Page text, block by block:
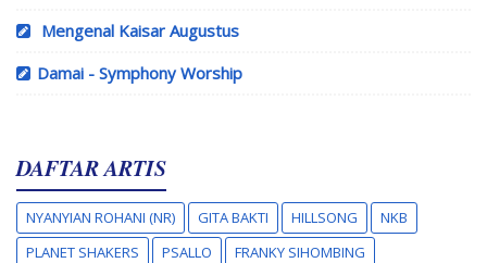
Mengenal Kaisar Augustus
Damai - Symphony Worship
DAFTAR ARTIS
NYANYIAN ROHANI (NR) GITA BAKTI HILLSONG
NKB
PLANET SHAKERS
PSALLO
FRANKY SIHOMBING